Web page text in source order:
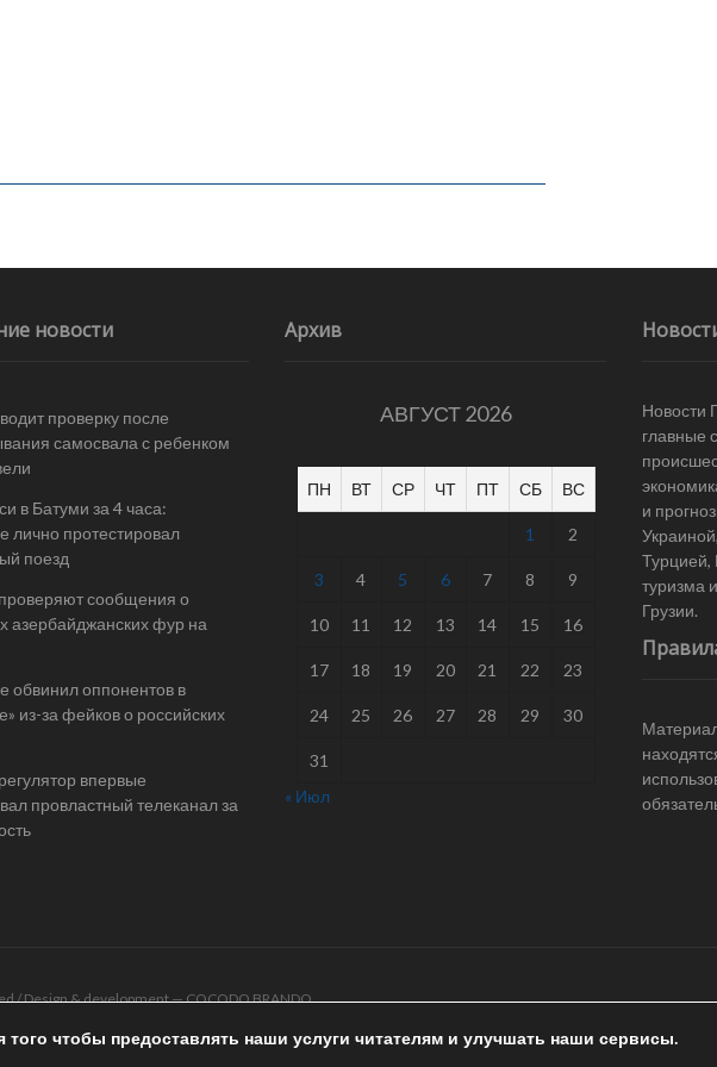
новости
проверку после
самосвала с ребенком
в Батуми за 4 часа:
лично протестировал
поезд
сообщения о
азербайджанских фур на
обвинил оппонентов в
из-за фейков о российских
впервые
провластный телеканал за
Архив
АВГУСТ 2026
ПН ВТ СР ЧТ ПТ СБ ВС
1 2
3 4 5 6 7 8 9
10 11 12 13 14 15 16
17 18 19 20 21 22 23
24 25 26 27 28 29 30
31
« Июл
Новости
главные
и
туризма
Грузии.
/ Design & development —COCODO BRANDO
чтобы предоставлять наши услуги читателям и улучшать наши сервисы.